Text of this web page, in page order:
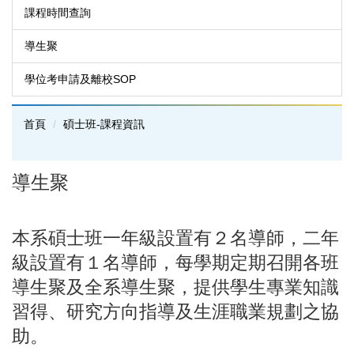
課程時間查詢
導生聚
學位考申請及離校SOP
首頁 碩士班-課程資訊
導生聚
本系碩士班一年級設置有２名導師，二年
級設置有１名導師，每學期定期召開各班
導生聚及全系導生聚，提供學生專業知識
習得、研究方向指導及生涯職業規劃之協
助。